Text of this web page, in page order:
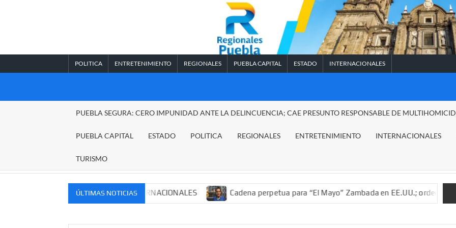
POLITICA ENTRETENIMIENTO REGIONALES PUEBLA CAPITAL ESTADO INTERNACIONALES
REGIONALES
PUEBLA SEGURA: CERO IMPUNIDAD ANTE LA DELINCUENCIA; CAE PRESUNTO RESPONSABLE DE
PUEBLA CAPITAL ESTADO POLITICA REGIONALES ENTRETENIMIENTO INTERNACIONALES
TURISMO
ÚLTIMAS NOTICIAS
NACIONALES E INTERNACIONALES Cadena perpetua para “El Mayo” Zambada en EE.UU.; ordenan decomiso de